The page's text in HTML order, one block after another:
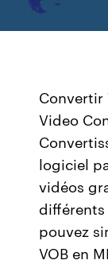
Convertir
Video
logiciel
vidéos
pouvez
VOB en